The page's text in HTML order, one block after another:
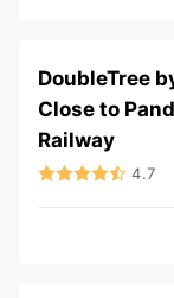
DoubleTree
Close to
Railway
4.7